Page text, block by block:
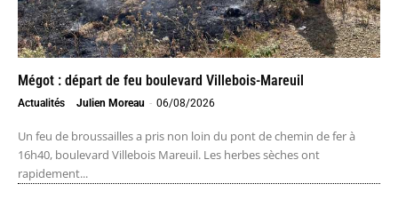
Mégot : départ de feu boulevard Villebois-Mareuil
Actualités Julien Moreau - 06/08/2026
Un feu de broussailles a pris non loin du pont de chemin de fer à
16h40, boulevard Villebois Mareuil. Les herbes sèches ont
rapidement...